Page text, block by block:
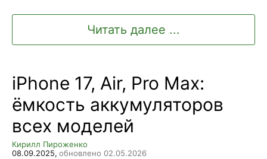
Читать далее ...
iPhone 17, Air, Pro Max:
ёмкость аккумуляторов
всех моделей
Кирилл Пироженко
08.09.2025, обновлено 02.05.2026